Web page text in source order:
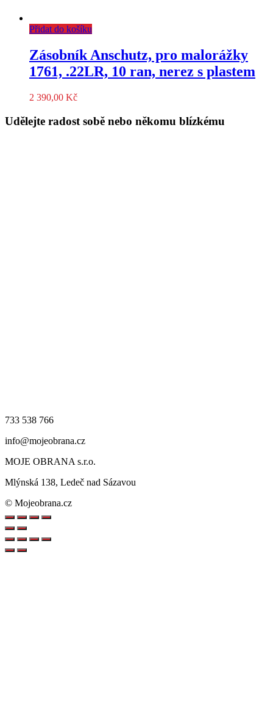
Přidat do košíku
Zásobník Anschutz, pro malorážky
1761, .22LR, 10 ran, nerez s plastem
2 390,00 Kč
Udělejte radost sobě nebo někomu blízkému
733 538 766
info@mojeobrana.cz
MOJE OBRANA s.r.o.
Mlýnská 138, Ledeč nad Sázavou
© Mojeobrana.cz